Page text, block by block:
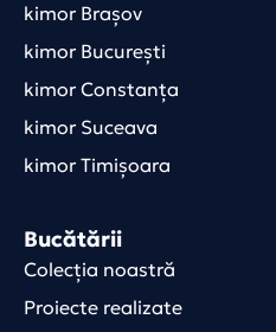
kimor Brașov
kimor București
kimor Constanța
kimor Suceava
kimor Timișoara
Bucătării
Colecția noastră
Proiecte realizate